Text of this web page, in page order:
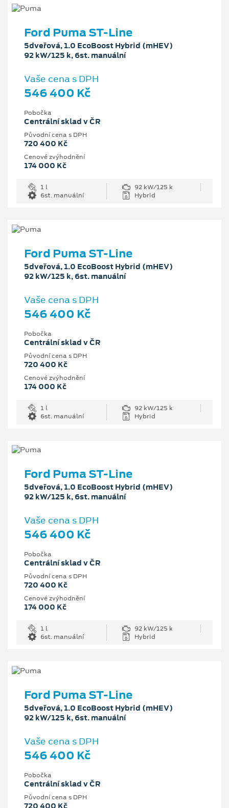
Ford Puma ST-Line
5dveřová, 1.0 EcoBoost Hybrid (mHEV)
92 kW/125 k, 6st. manuální
Vaše cena s DPH
546 400 Kč
Pobočka
Centrální sklad v ČR
Původní cena s DPH
720 400 Kč
Cenové zvýhodnění
174 000 Kč
1 l
92 kW/125 k
6st. manuální
Hybrid
Ford Puma ST-Line
5dveřová, 1.0 EcoBoost Hybrid (mHEV)
92 kW/125 k, 6st. manuální
Vaše cena s DPH
546 400 Kč
Pobočka
Centrální sklad v ČR
Původní cena s DPH
720 400 Kč
Cenové zvýhodnění
174 000 Kč
1 l
92 kW/125 k
6st. manuální
Hybrid
Ford Puma ST-Line
5dveřová, 1.0 EcoBoost Hybrid (mHEV)
92 kW/125 k, 6st. manuální
Vaše cena s DPH
546 400 Kč
Pobočka
Centrální sklad v ČR
Původní cena s DPH
720 400 Kč
Cenové zvýhodnění
174 000 Kč
1 l
92 kW/125 k
6st. manuální
Hybrid
Ford Puma ST-Line
5dveřová, 1.0 EcoBoost Hybrid (mHEV)
92 kW/125 k, 6st. manuální
Vaše cena s DPH
546 400 Kč
Pobočka
Centrální sklad v ČR
Původní cena s DPH